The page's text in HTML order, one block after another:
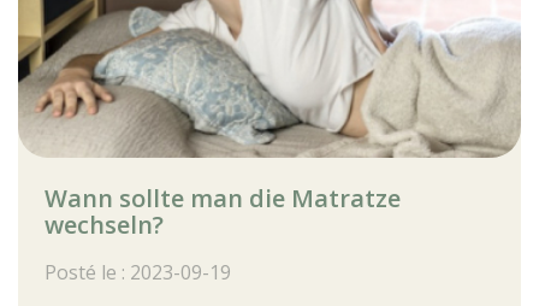
Wann sollte man die Matratze
wechseln?
Posté le : 2023-09-19